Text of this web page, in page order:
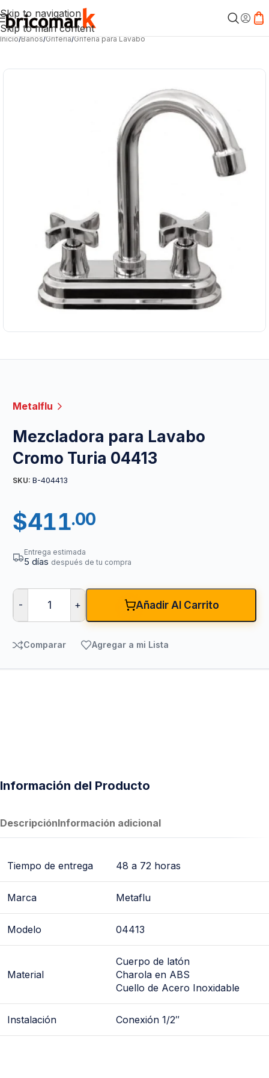
Skip to navigation
Skip to main content
Inicio/Baños/Grifería/Grifería para Lavabo
Metalflu
Mezcladora para Lavabo
Cromo Turia 04413
SKU: B-404413
$411.00
Entrega estimada
5 días después de tu compra
- + Añadir Al Carrito
Comparar Agregar a mi Lista
Información del Producto
DescripciónInformación adicional
Tiempo de entrega 48 a 72 horas
Marca Metaflu
Modelo 04413
Material
Cuerpo de latón
Charola en ABS
Cuello de Acero Inoxidable
Instalación Conexión 1/2″